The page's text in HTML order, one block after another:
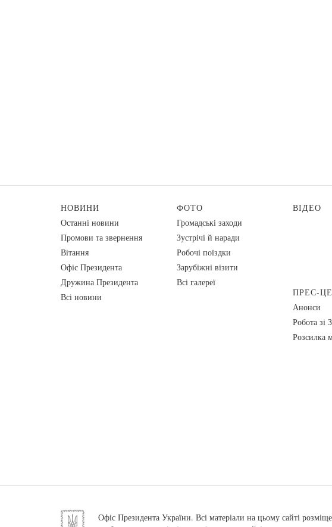
НОВИНИ
Останні новини
Промови та звернення
Вiтання
Офіс Президента
Дружина Президента
Всі новини
ФОТО
Громадські заходи
Зустрічі й наради
Робочі поїздки
Зарубіжні візити
Всі галереї
ВІДЕО
ПРЕС-
Анонси
Робота зі
Розсилка
Офіс Президента України. Всі матеріали на цьому сайті